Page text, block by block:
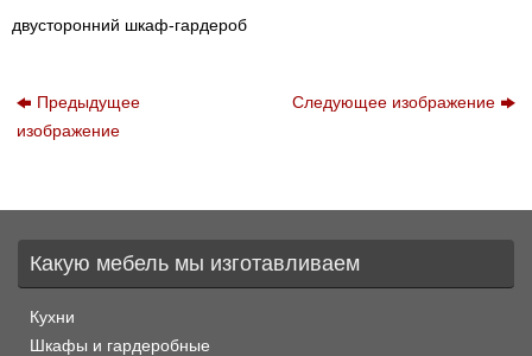
двусторонний шкаф-гардероб
Предыдущее
изображение
Следующее изображение
Какую мебель мы изготавливаем
Кухни
Шкафы и гардеробные